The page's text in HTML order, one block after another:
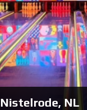
Nistelrode, NL